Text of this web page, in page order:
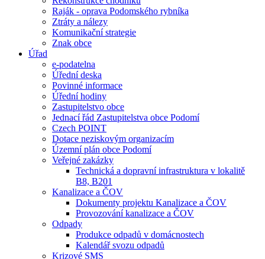
Raják - oprava Podomského rybníka
Ztráty a nálezy
Komunikační strategie
Znak obce
Úřad
e-podatelna
Úřední deska
Povinné informace
Úřední hodiny
Zastupitelstvo obce
Jednací řád Zastupitelstva obce Podomí
Czech POINT
Dotace neziskovým organizacím
Územní plán obce Podomí
Veřejné zakázky
Technická a dopravní infrastruktura v lokalitě
B8, B201
Kanalizace a ČOV
Dokumenty projektu Kanalizace a ČOV
Provozování kanalizace a ČOV
Odpady
Produkce odpadů v domácnostech
Kalendář svozu odpadů
Krizové SMS